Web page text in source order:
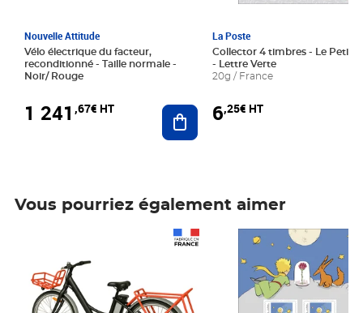
Nouvelle Attitude
Vélo électrique du facteur,
reconditionné - Taille normale -
Noir/ Rouge
1 241 ,67€ HT Ajouter au panier
La Poste
Collector 4 timbres - Le Petit
- Lettre Verte
20g / France
6,25€ HT
Vous pourriez également aimer
Prix 6,25€ HT